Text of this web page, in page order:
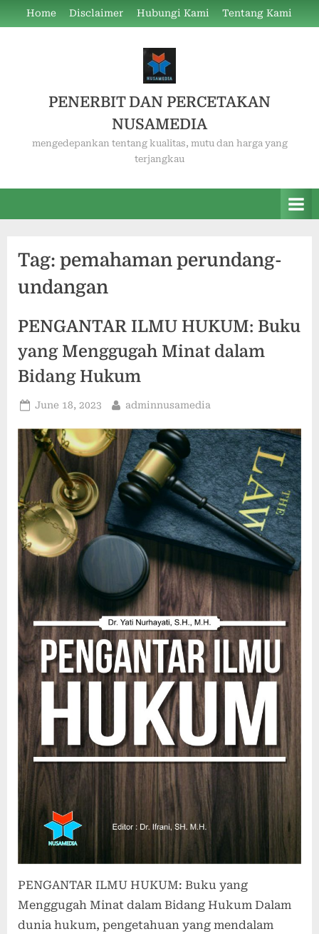
to
Home Disclaimer Hubungi Kami Tentang Kami
PENERBIT DAN PERCETAKAN
NUSAMEDIA
mengedepankan tentang kualitas, mutu dan harga yang
terjangkau
Tag: pemahaman perundang-
undangan
PENGANTAR ILMU HUKUM: Buku
yang Menggugah Minat dalam
Bidang Hukum
Posted
June 18, 2023 By
adminnusamedia
PENGANTAR ILMU HUKUM: Buku yang
Menggugah Minat dalam Bidang Hukum Dalam
dunia hukum, pengetahuan yang mendalam